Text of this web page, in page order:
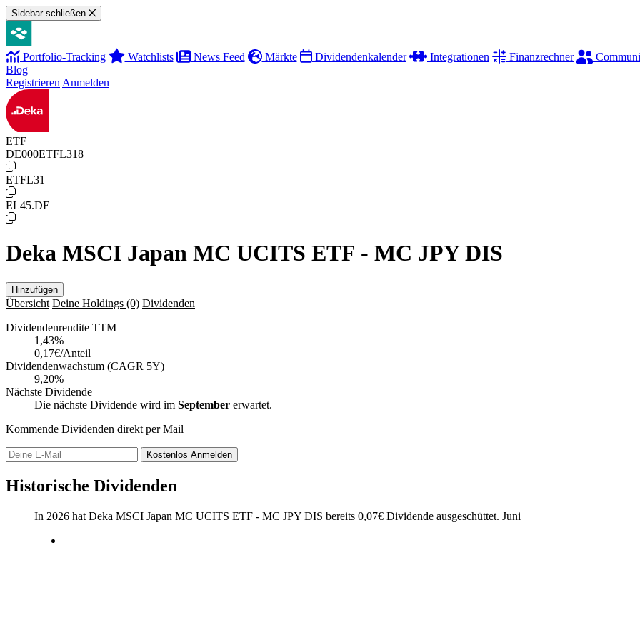
Sidebar schließen
Portfolio-Tracking Watchlists News Feed Märkte Dividendenkalender Integrationen Finanzrechner
Blog
Registrieren Anmelden
ETF
DE000ETFL318
ETFL31
EL45.DE
Deka MSCI Japan MC UCITS ETF - MC JPY DIS
Hinzufügen
Übersicht Deine Holdings (0) Dividenden
Dividendenrendite TTM
1,43%
0,17€/Anteil
Dividendenwachstum (CAGR 5Y)
9,20%
Nächste Dividende
Die nächste Dividende wird im September erwartet.
Kommende Dividenden direkt per Mail
Kostenlos Anmelden
Historische Dividenden
In 2026 hat Deka MSCI Japan MC UCITS ETF - MC JPY DIS bereits 0,07€ Dividende ausgeschüttet. Juni